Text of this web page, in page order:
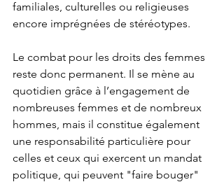
familiales, culturelles ou religieuses
encore imprégnées de stéréotypes.
Le combat pour les droits des femmes
reste donc permanent. Il se mène au
quotidien grâce à l’engagement de
nombreuses femmes et de nombreux
hommes, mais il constitue également
une responsabilité particulière pour
celles et ceux qui exercent un mandat
politique, qui peuvent "faire bouger"